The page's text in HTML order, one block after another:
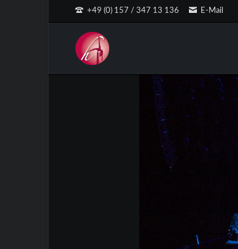
+49 (0) 157 / 347 13 136 E-Mail